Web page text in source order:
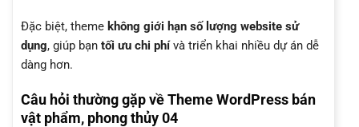
Đặc biệt, theme không giới hạn số lượng website sử
dụng, giúp bạn tối ưu chi phívà triển khai nhiều dự án dễ
dàng hơn.
Câu hỏi thường gặp về Theme WordPress bán
vật phẩm, phong thủy 04